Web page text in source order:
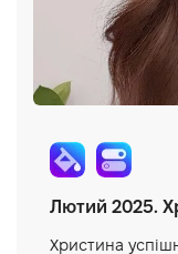
Лютий 2025.
Христина